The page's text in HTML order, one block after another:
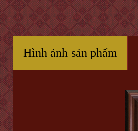
Hình ảnh sản phẩm